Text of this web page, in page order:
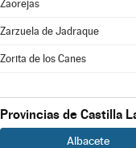
Zaorejas
Zarzuela de Jadraque
Zorita de los Canes
Provincias de Castilla
Albacete